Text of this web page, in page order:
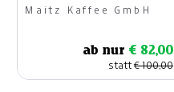
Kaffeerösterei
Maitz Kaffee GmbH
ab nur € 82,00
statt€ 100,00